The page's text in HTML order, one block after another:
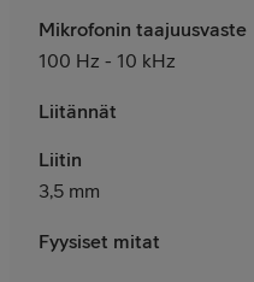
Mikrofonin taajuusvaste
100 Hz - 10 kHz
Liitännät
Liitin
3,5 mm
Fyysiset mitat